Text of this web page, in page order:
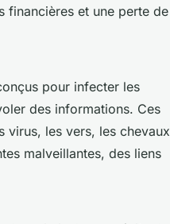
financières et une perte de
pour infecter les
des informations. Ces
virus, les vers, les chevaux
malveillantes, des liens